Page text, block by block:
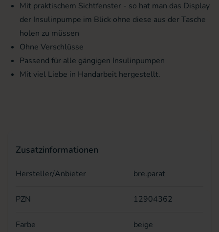
Mit praktischem Sichtfenster - so hat man das Display
der Insulinpumpe im Blick ohne diese aus der Tasche
holen zu müssen
Ohne Verschlüsse
Passend für alle gängigen Insulinpumpen
Mit viel Liebe in Handarbeit hergestellt.
Zusatzinformationen
Hersteller/Anbieter bre.parat
PZN 12904362
Farbe beige